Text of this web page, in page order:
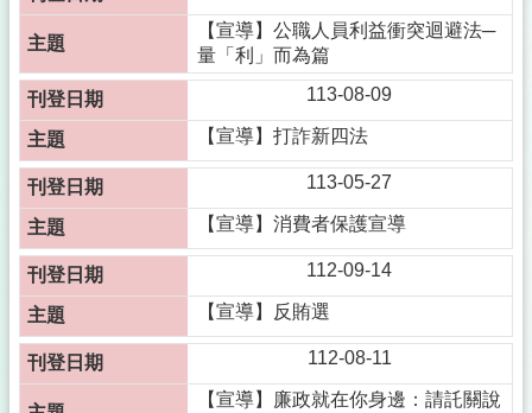
【宣導】公職人員利益衝突迴避法─
量「利」而為篇
113-08-09
【宣導】打詐新四法
113-05-27
【宣導】消費者保護宣導
112-09-14
【宣導】反賄選
112-08-11
【宣導】廉政就在你身邊：請託關說